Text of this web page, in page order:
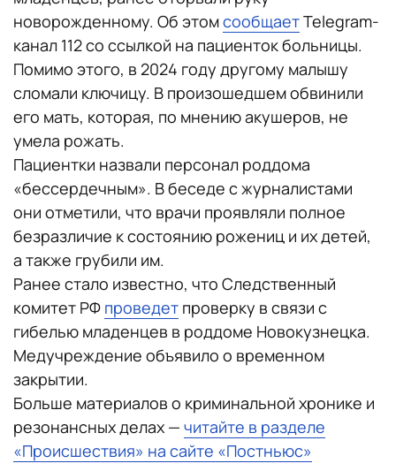
новорожденному. Об этомсообщаетTelegram-
канал 112 со ссылкой на пациенток больницы.
Помимо этого, в 2024 году другому малышу
сломали ключицу. В произошедшем обвинили
его мать, которая, по мнению акушеров, не
умела рожать.
Пациентки назвали персонал роддома
«бессердечным». В беседе с журналистами
они отметили, что врачи проявляли полное
безразличие к состоянию рожениц и их детей,
а также грубили им.
Ранее стало известно, что Следственный
комитет РФ проведет проверку в связи с
гибелью младенцев в роддоме Новокузнецка.
Медучреждение объявило о временном
закрытии.
Больше материалов о криминальной хронике и
резонансных делах — читайте в разделе
«Происшествия» на сайте «Постньюс»